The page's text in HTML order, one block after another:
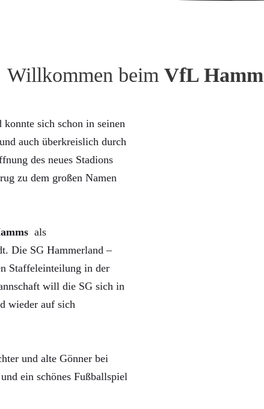
Willkommen beim VfL Hamm
sich schon in seinen
auch überkreislich durch
des neues Stadions
zu dem großen Namen
als
Die SG Hammerland –
Staffeleinteilung in der
will die SG sich in
wieder auf sich
und alte Gönner bei
ein schönes Fußballspiel